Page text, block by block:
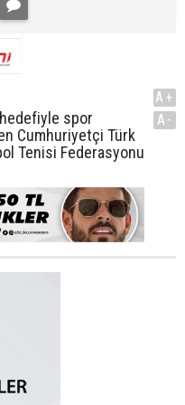
hedefiyle spor
Cumhuriyetçi Türk
Tenisi Federasyonu
A+
A-